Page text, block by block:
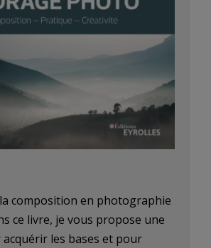
composition en photographie
ce livre, je vous propose une
les bases et pour